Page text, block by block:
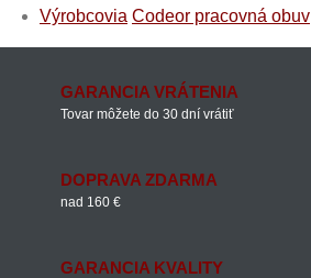
Výrobcovia Codeor pracovná obuv
GARANCIA VRÁTENIA
Tovar môžete do 30 dní vrátiť
DOPRAVA ZDARMA
nad 160 €
GARANCIA KVALITY